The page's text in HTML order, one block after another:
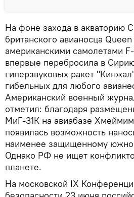
На фоне захода в акваторию
британского авианосца
американскими самолетами
впервые перебросила в
гиперзвуковых ракет
гибельных для любого
Американский военный
отметил: благодаря
МиГ-31К на авиабазе
появилась возможность
наименее защищенному
Однако РФ не ищет
планете.
На московской IX